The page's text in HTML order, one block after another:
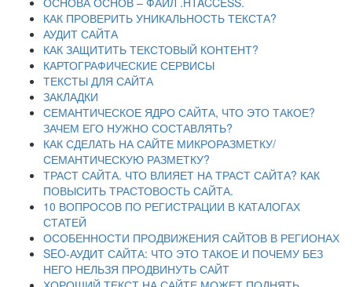
КАК ПРОВЕРИТЬ УНИКАЛЬНОСТЬ ТЕКСТА?
АУДИТ САЙТА
КАК ЗАЩИТИТЬ ТЕКСТОВЫЙ КОНТЕНТ?
КАРТОГРАФИЧЕСКИЕ СЕРВИСЫ
ТЕКСТЫ ДЛЯ САЙТА
ЗАКЛАДКИ
СЕМАНТИЧЕСКОЕ ЯДРО САЙТА, ЧТО ЭТО ТАКОЕ?
ЗАЧЕМ ЕГО НУЖНО СОСТАВЛЯТЬ?
КАК СДЕЛАТЬ НА САЙТЕ МИКРОРАЗМЕТКУ/
СЕМАНТИЧЕСКУЮ РАЗМЕТКУ?
ТРАСТ САЙТА. ЧТО ВЛИЯЕТ НА ТРАСТ САЙТА? КАК
ПОВЫСИТЬ ТРАСТОВОСТЬ САЙТА.
10 ВОПРОСОВ ПО РЕГИСТРАЦИИ В КАТАЛОГАХ
СТАТЕЙ
ОСОБЕННОСТИ ПРОДВИЖЕНИЯ САЙТОВ В РЕГИОНАХ
SEO-АУДИТ САЙТА: ЧТО ЭТО ТАКОЕ И ПОЧЕМУ БЕЗ
НЕГО НЕЛЬЗЯ ПРОДВИНУТЬ САЙТ